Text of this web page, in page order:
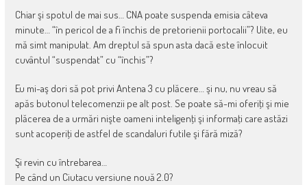
Chiar şi spotul de mai sus… CNA poate suspenda emisia câteva
minute… “în pericol de a fi închis de pretorienii portocalii”? Uite, eu
mă simt manipulat. Am dreptul să spun asta dacă este înlocuit
cuvântul “suspendat” cu “închis”?
Eu mi-aş dori să pot privi Antena 3 cu plăcere… şi nu, nu vreau să
apăs butonul telecomenzii pe alt post. Se poate să-mi oferiţi şi mie
plăcerea de a urmări nişte oameni inteligenţi şi informaţi care astăzi
sunt acoperiţi de astfel de scandaluri futile şi fără miză?
Şi revin cu întrebarea…
Pe când un Ciutacu versiune nouă 2.0?